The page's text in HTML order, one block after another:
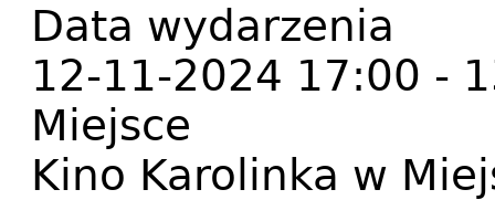
Data wydarzenia
12-11-2024 17:00 -
Miejsce
Kino Karolinka w